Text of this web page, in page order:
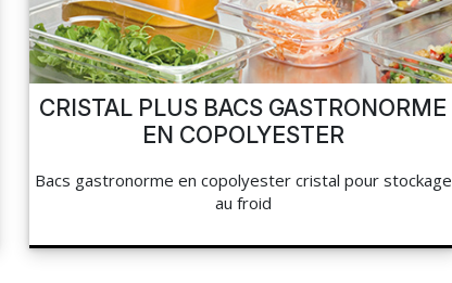
CRISTAL PLUS BACS GASTRONORME
EN COPOLYESTER
Bacs gastronorme en copolyester cristal pour stockage
au froid